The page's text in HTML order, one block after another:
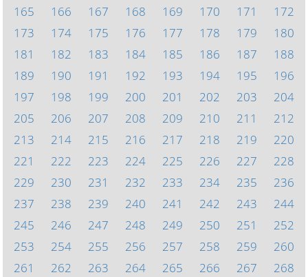
165
166 167 168 169 170 171
172
173
174 175 176 177 178 179
180
181
182 183 184 185 186 187
188
189
190 191 192 193 194 195
196
197
198 199 200 201 202 203
204
205
206 207 208 209 210 211
212
213
214 215 216 217 218 219
220
221
222 223 224 225 226 227
228
229
230 231 232 233 234 235
236
237
238 239 240 241 242 243
244
245
246 247 248 249 250 251
252
253
254 255 256 257 258 259
260
261
262 263 264 265 266 267
268